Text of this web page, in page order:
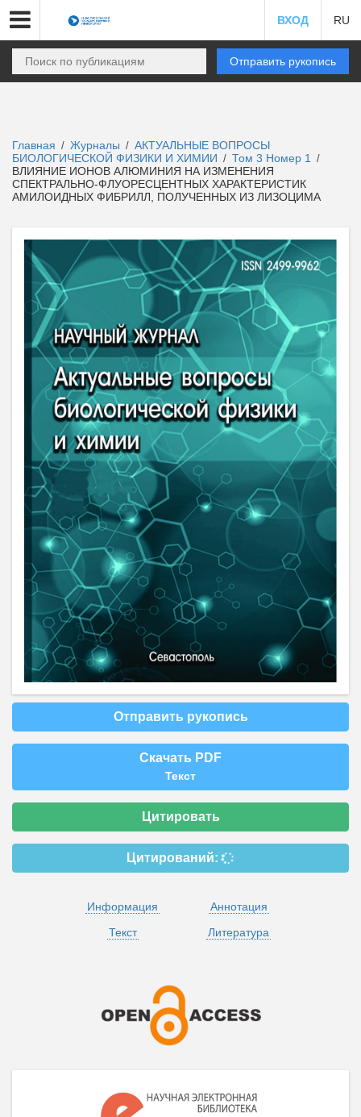
ВХОД RU
Отправить рукопись
Главная / Журналы / АКТУАЛЬНЫЕ ВОПРОСЫ
БИОЛОГИЧЕСКОЙ ФИЗИКИ И ХИМИИ / Том 3 Номер 1 /
ВЛИЯНИЕ ИОНОВ АЛЮМИНИЯ НА ИЗМЕНЕНИЯ
СПЕКТРАЛЬНО-ФЛУОРЕСЦЕНТНЫХ ХАРАКТЕРИСТИК
АМИЛОИДНЫХ ФИБРИЛЛ, ПОЛУЧЕННЫХ ИЗ ЛИЗОЦИМА
Отправить рукопись
Скачать PDF
Текст
Цитировать
Цитирований:
Информация
Аннотация
Текст
Литература